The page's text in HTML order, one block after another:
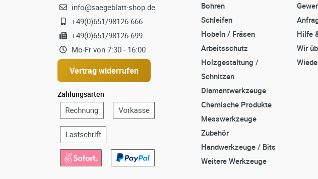
info@saegeblatt-shop.de
+49(0)651/98126 666
+49(0)651/98126 699
Mo-Fr von 7:30 - 16:00
Vertrag widerrufen
Zahlungsarten
Bohren
Schleifen
Hobeln / Fräsen
Arbeitsschutz
Holzgestaltung /
Schnitzen
Diamantwerkzeuge
Chemische Produkte
Messwerkzeuge
Zubehör
Handwerkzeuge / Bits
Weitere Werkzeuge
Hilfe
Wir